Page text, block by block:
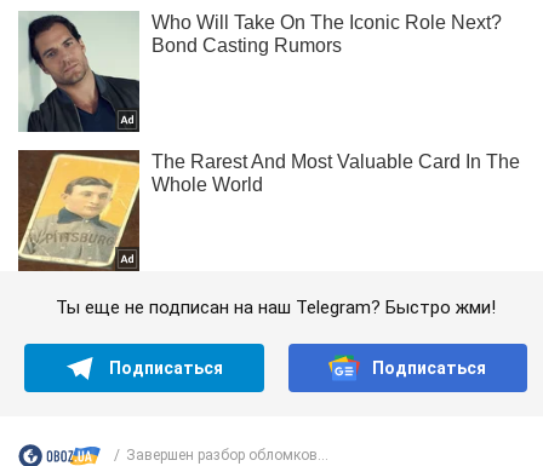
Ты еще не подписан на наш Telegram? Быстро жми!
Подписаться Подписаться
Завершен разбор обломков...